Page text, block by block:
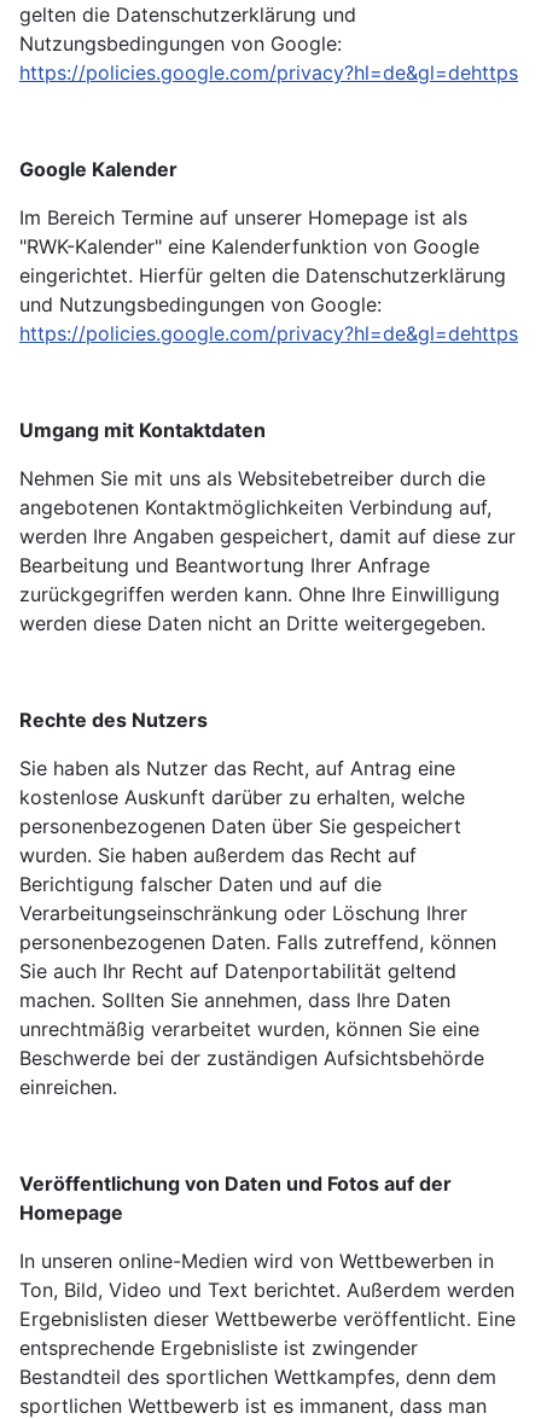
gelten die Datenschutzerklärung und
Nutzungsbedingungen von Google:
https://policies.google.com/privacy?hl=de&gl=dehttps
Google Kalender
Im Bereich Termine auf unserer Homepage ist als
"RWK-Kalender" eine Kalenderfunktion von Google
eingerichtet. Hierfür gelten die Datenschutzerklärung
und Nutzungsbedingungen von Google:
https://policies.google.com/privacy?hl=de&gl=dehttps
Umgang mit Kontaktdaten
Nehmen Sie mit uns als Websitebetreiber durch die
angebotenen Kontaktmöglichkeiten Verbindung auf,
werden Ihre Angaben gespeichert, damit auf diese zur
Bearbeitung und Beantwortung Ihrer Anfrage
zurückgegriffen werden kann. Ohne Ihre Einwilligung
werden diese Daten nicht an Dritte weitergegeben.
Rechte des Nutzers
Sie haben als Nutzer das Recht, auf Antrag eine
kostenlose Auskunft darüber zu erhalten, welche
personenbezogenen Daten über Sie gespeichert
wurden. Sie haben außerdem das Recht auf
Berichtigung falscher Daten und auf die
Verarbeitungseinschränkung oder Löschung Ihrer
personenbezogenen Daten. Falls zutreffend, können
Sie auch Ihr Recht auf Datenportabilität geltend
machen. Sollten Sie annehmen, dass Ihre Daten
unrechtmäßig verarbeitet wurden, können Sie eine
Beschwerde bei der zuständigen Aufsichtsbehörde
einreichen.
Veröffentlichung von Daten und Fotos auf der
Homepage
In unseren online-Medien wird von Wettbewerben in
Ton, Bild, Video und Text berichtet. Außerdem werden
Ergebnislisten dieser Wettbewerbe veröffentlicht. Eine
entsprechende Ergebnisliste ist zwingender
Bestandteil des sportlichen Wettkampfes, denn dem
sportlichen Wettbewerb ist es immanent, dass man